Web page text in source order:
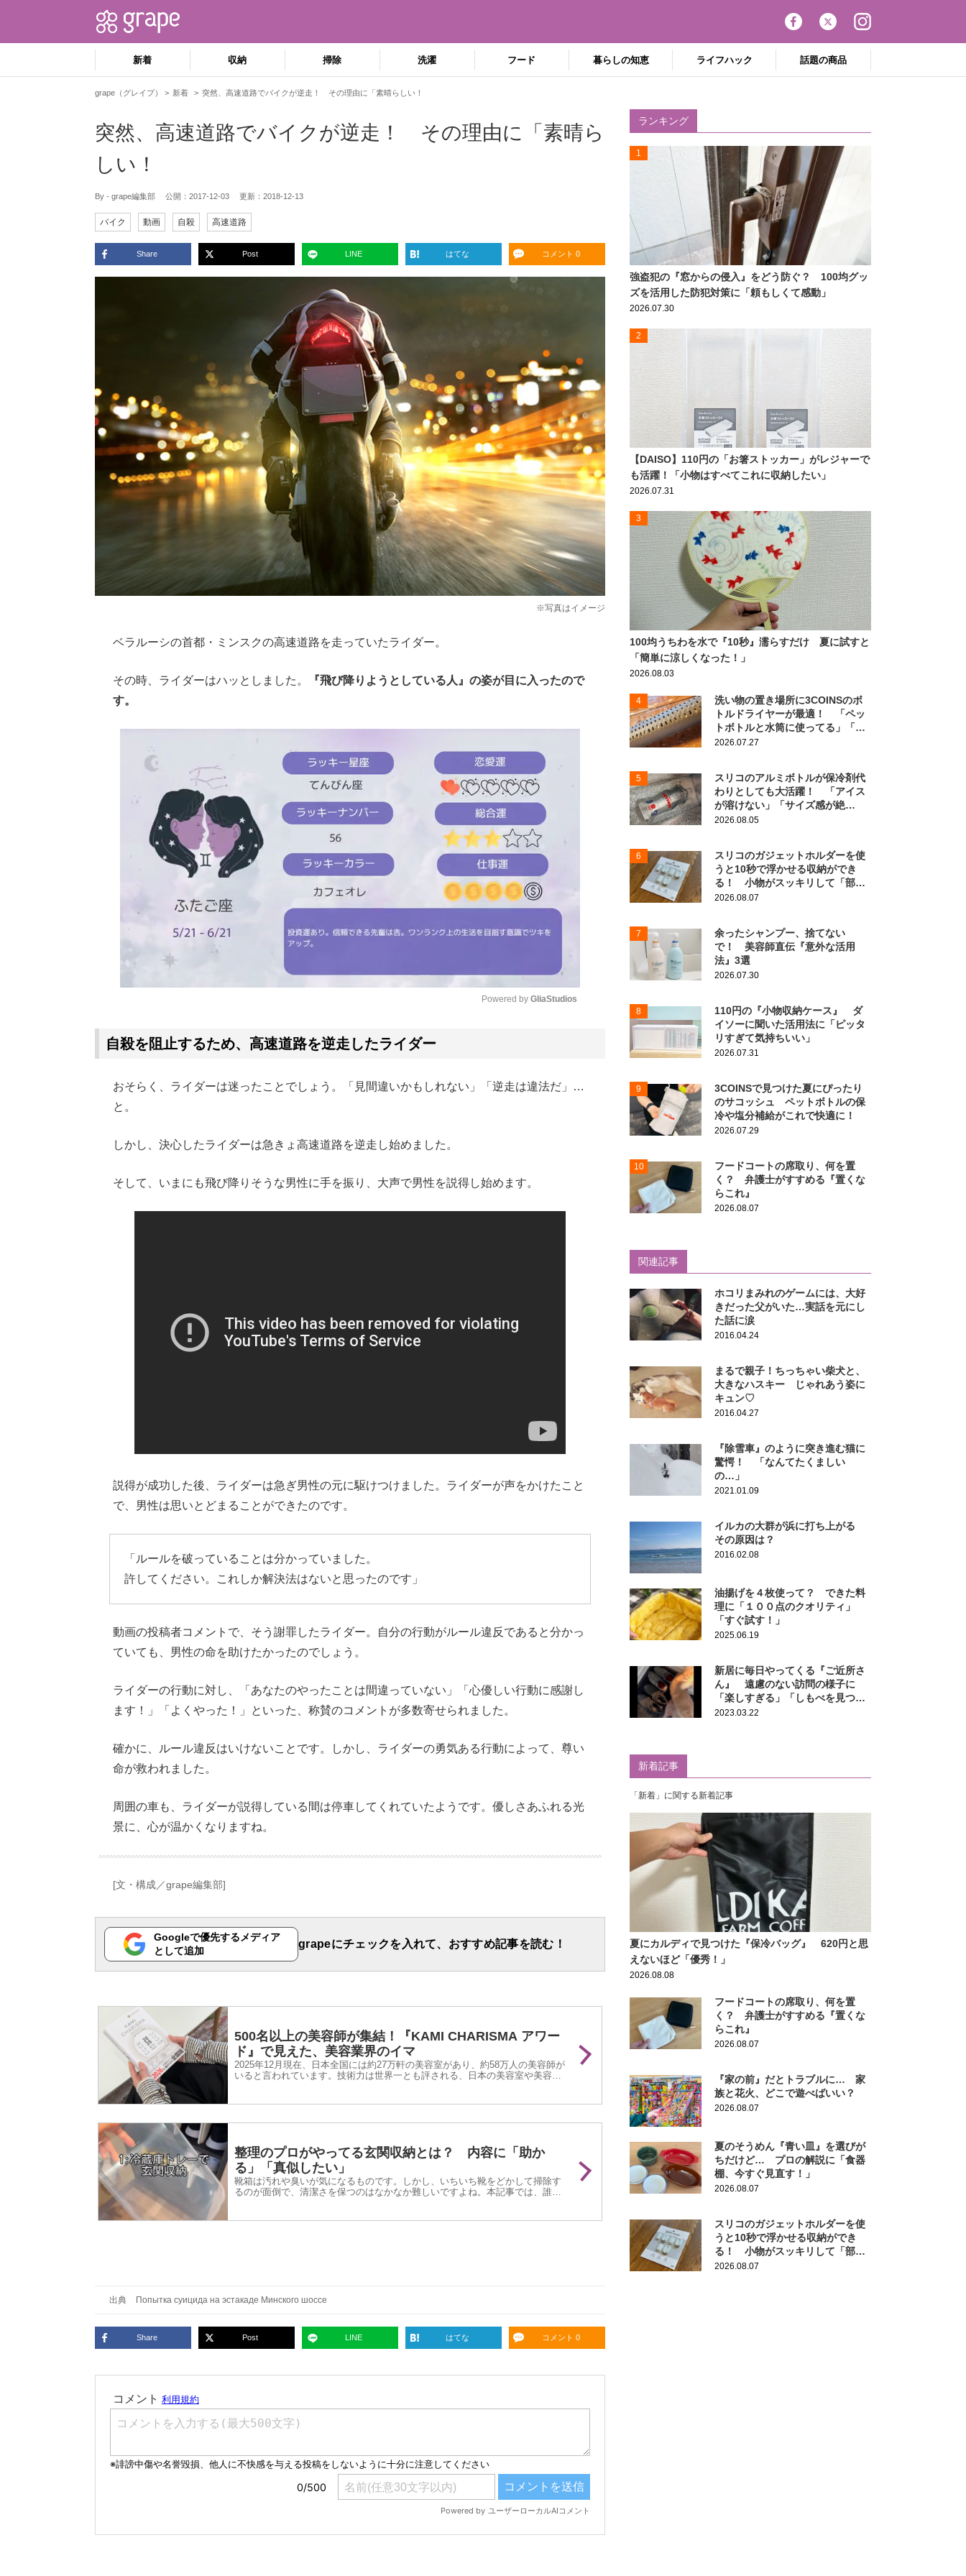
新着 収納 掃除 洗濯 フード 暮らしの知恵 ライフハック 話題の商品
grape（グレイプ） 新着 突然、高速道路でバイクが逆走！ その理由に「素晴らしい！
突然、高速道路でバイクが逆走！ その理由に「素晴ら
しい！
By - grape編集部 公開： 2017-12-03 更新： 2018-12-13
バイク 動画 自殺 高速道路
Share Post LINE はてな コメント 0
※写真はイメージ
ベラルーシの首都・ミンスクの高速道路を走っていたライダー。
その時、ライダーはハッとしました。
『飛び降りようとしている人』の姿が目に入ったので
す。
Powered by GliaStudios
自殺を阻止するため、高速道路を逆走したライダー
おそらく、ライダーは迷ったことでしょう。「見間違いかもしれない」「逆走は違法だ」…
と。
しかし、決心したライダーは急きょ高速道路を逆走し始めました。
そして、いまにも飛び降りそうな男性に手を振り、大声で男性を説得し始めます。
説得が成功した後、ライダーは急ぎ男性の元に駆けつけました。ライダーが声をかけたこと
で、男性は思いとどまることができたのです。
「ルールを破っていることは分かっていました。
許してください。これしか解決法はないと思ったのです」
動画の投稿者コメントで、そう謝罪したライダー。自分の行動がルール違反であると分かっ
ていても、男性の命を助けたかったのでしょう。
ライダーの行動に対し、「あなたのやったことは間違っていない」「心優しい行動に感謝し
ます！」「よくやった！」といった、称賛のコメントが多数寄せられました。
確かに、ルール違反はいけないことです。しかし、ライダーの勇気ある行動によって、尊い
命が救われました。
周囲の車も、ライダーが説得している間は停車してくれていたようです。優しさあふれる光
景に、心が温かくなりますね。
[文・構成／grape編集部]
Googleで優先するメディア
として追加
grapeにチェックを入れて、おすすめ記事を読む！
500名以上の美容師が集結！『KAMI CHARISMA アワー
ド』で見えた、美容業界のイマ
2025年12月現在、日本全国には約27万軒の美容室があり、約58万人の美容師が
いると言われています。技術力は世界一とも評される、日本の美容室や美容師
整理のプロがやってる玄関収納とは？ 内容に「助か
る」「真似したい」
靴箱は汚れや臭いが気になるものです。しかし、いちいち靴をどかして掃除す
るのが面倒で、清潔さを保つのはなかなか難しいですよね。本記事では、誰で
出典 Попытка суицида на эстакаде Минского шоссе
Share Post LINE はてな コメント 0
ランキング
1
強盗犯の『窓からの侵入』をどう防ぐ？ 100均グッ
ズを活用した防犯対策に「頼もしくて感動」
2026.07.30
2
【DAISO】110円の「お箸ストッカー」がレジャーで
も活躍！「小物はすべてこれに収納したい」
2026.07.31
3
100均うちわを水で『10秒』濡らすだけ 夏に試すと
「簡単に涼しくなった！」
2026.08.03
4
洗い物の置き場所に3COINSのボ
トルドライヤーが最適！ 「ペッ
トボトルと水筒に使ってる」「ジ
ッパー袋もいけた」
2026.07.27
5
スリコのアルミボトルが保冷剤代
わりとしても大活躍！ 「アイス
が溶けない」「サイズ感が絶
妙！」
2026.08.05
6
スリコのガジェットホルダーを使
うと10秒で浮かせる収納ができ
る！ 小物がスッキリして「部屋
の整理ができた！」
2026.08.07
7
余ったシャンプー、捨てない
で！ 美容師直伝『意外な活用
法』3選
2026.07.30
8
110円の『小物収納ケース』 ダ
イソーに聞いた活用法に「ピッタ
リすぎて気持ちいい」
2026.07.31
9
3COINSで見つけた夏にぴったり
のサコッシュ ペットボトルの保
冷や塩分補給がこれで快適に！
2026.07.29
10
フードコートの席取り、何を置
く？ 弁護士がすすめる『置くな
らこれ』
2026.08.07
関連記事
ホコリまみれのゲームには、大好
きだった父がいた…実話を元にし
た話に涙
2016.04.24
まるで親子！ちっちゃい柴犬と、
大きなハスキー じゃれあう姿に
キュン♡
2016.04.27
『除雪車』のように突き進む猫に
驚愕！ 「なんてたくましい
の…」
2021.01.09
イルカの大群が浜に打ち上がる
その原因は？
2016.02.08
油揚げを４枚使って？ できた料
理に「１００点のクオリティ」
「すぐ試す！」
2025.06.19
新居に毎日やってくる『ご近所さ
ん』 遠慮のない訪問の様子に
「楽しすぎる」「しもべを見つけ
たね」
2023.03.22
新着記事
「新着」に関する新着記事
夏にカルディで見つけた『保冷バッグ』 620円と思
えないほど「優秀！」
2026.08.08
フードコートの席取り、何を置
く？ 弁護士がすすめる『置くな
らこれ』
2026.08.07
『家の前』だとトラブルに… 家
族と花火、どこで遊べばいい？
2026.08.07
夏のそうめん『青い皿』を選びが
ちだけど… プロの解説に「食器
棚、今すぐ見直す！」
2026.08.07
スリコのガジェットホルダーを使
うと10秒で浮かせる収納ができ
る！ 小物がスッキリして「部屋
の整理ができた！」
2026.08.07